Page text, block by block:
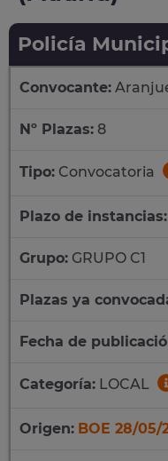
Policía
Convocante:
Nº Plazas: 8
Tipo: Convocatoria
Plazo de instancias:
Grupo: GRUPO C1
Plazas ya
Fecha de
Categoría: LOCAL
Origen: BOE 28/05/